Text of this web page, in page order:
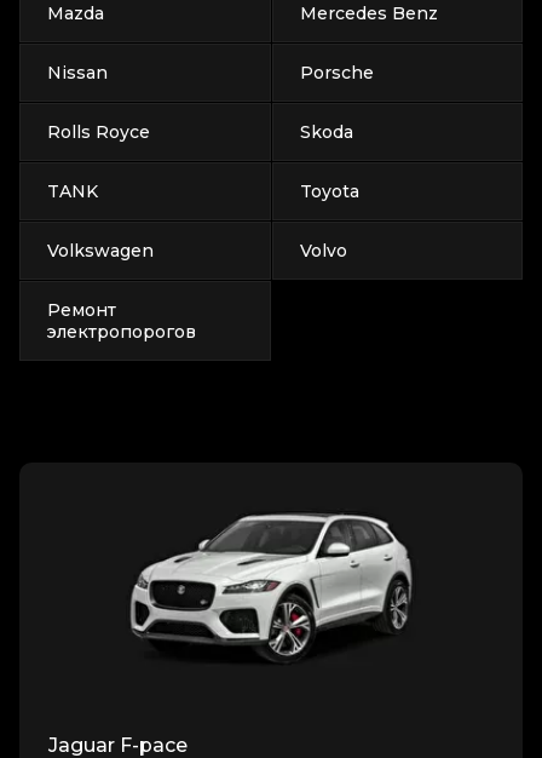
Mazda Mercedes Benz
Nissan Porsche
Rolls Royce Skoda
TANK Toyota
Volkswagen Volvo
Ремонт
электропорогов
Jaguar F-pace